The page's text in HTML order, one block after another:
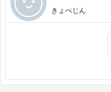
きょぺじん